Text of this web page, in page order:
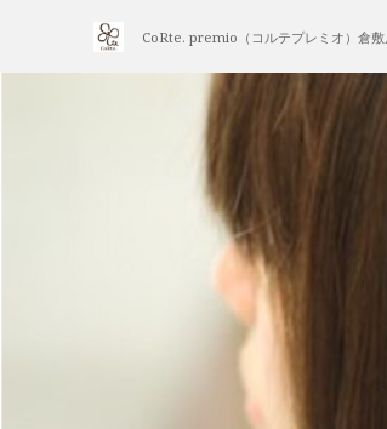
CoRte. premio（コルテプレミオ）倉敷